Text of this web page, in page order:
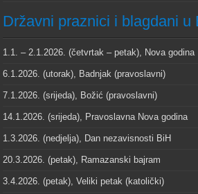
Državni praznici i blagdani u
1.1. – 2.1.2026. (četvrtak – petak), Nova godina
6.1.2026. (utorak), Badnjak (pravoslavni)
7.1.2026. (srijeda), Božić (pravoslavni)
14.1.2026. (srijeda), Pravoslavna Nova godina
1.3.2026. (nedjelja), Dan nezavisnosti BiH
20.3.2026. (petak), Ramazanski bajram
3.4.2026. (petak), Veliki petak (katolički)